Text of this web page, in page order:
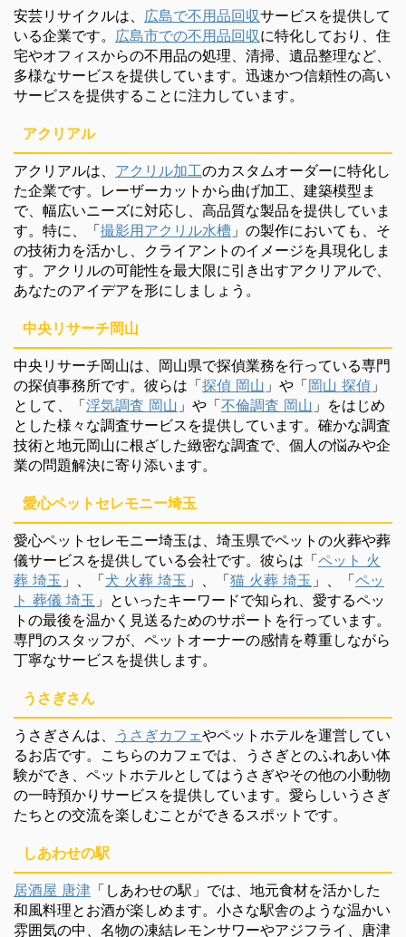
安芸リサイクルは、 広島で不用品回収サービスを提供して
いる企業です。 広島市での不用品回収に特化しており、住
宅やオフィスからの不用品の処理、清掃、遺品整理など、
多様なサービスを提供しています。迅速かつ信頼性の高い
サービスを提供することに注力しています。
アクリアル
アクリアルは、 アクリル加工のカスタムオーダーに特化し
た企業です。レーザーカットから曲げ加工、建築模型ま
で、幅広いニーズに対応し、高品質な製品を提供していま
す。特に、「撮影用アクリル水槽 」の製作においても、そ
の技術力を活かし、クライアントのイメージを具現化しま
す。アクリルの可能性を最大限に引き出すアクリアルで、
あなたのアイデアを形にしましょう。
中央リサーチ岡山
中央リサーチ岡山は、岡山県で探偵業務を行っている専門
の探偵事務所です。彼らは「探偵 岡山 」や「岡山 探偵 」
として、「浮気調査 岡山 」や「不倫調査 岡山 」をはじめ
とした様々な調査サービスを提供しています。確かな調査
技術と地元岡山に根ざした緻密な調査で、個人の悩みや企
業の問題解決に寄り添います。
愛心ペットセレモニー埼玉
愛心ペットセレモニー埼玉は、埼玉県でペットの火葬や葬
儀サービスを提供している会社です。彼らは「ペット 火
葬 埼玉 」、「犬 火葬 埼玉 」、「猫 火葬 埼玉 」、「ペッ
ト 葬儀 埼玉 」といったキーワードで知られ、愛するペッ
トの最後を温かく見送るためのサポートを行っています。
専門のスタッフが、ペットオーナーの感情を尊重しながら
丁寧なサービスを提供します。
うさぎさん
うさぎさんは、 うさぎカフェやペットホテルを運営してい
るお店です。こちらのカフェでは、うさぎとのふれあい体
験ができ、ペットホテルとしてはうさぎやその他の小動物
の一時預かりサービスを提供しています。愛らしいうさぎ
たちとの交流を楽しむことができるスポットです。
しあわせの駅
居酒屋 唐津 「しあわせの駅」では、地元食材を活かした
和風料理とお酒が楽しめます。小さな駅舎のような温かい
雰囲気の中、名物の凍結レモンサワーやアジフライ、唐津